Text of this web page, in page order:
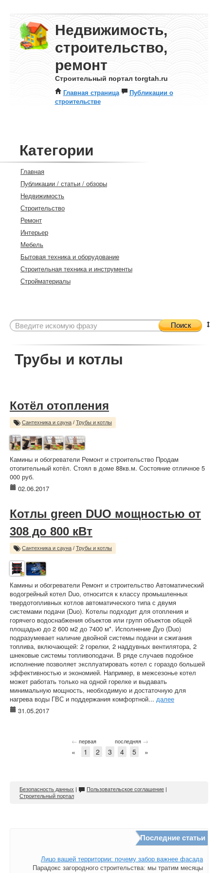
Недвижимость,
строительство,
ремонт
Строительный портал torgtah.ru
Главная страница
Публикации о
строительстве
Категории
Главная
Публикации / статьи / обзоры
Недвижимость
Строительство
Ремонт
Интерьер
Мебель
Бытовая техника и оборудование
Строительная техника и инструменты
Стройматериалы
Поиск
Трубы и котлы
Котёл отопления
Сантехника и сауна / Трубы и котлы
Камины и обогреватели Ремонт и строительство Продам
отопительный котёл. Стоял в доме 88кв.м. Состояние отличное 5
000 руб.
02.06.2017
Котлы green DUO мощностью от
308 до 800 кВт
Сантехника и сауна / Трубы и котлы
Камины и обогреватели Ремонт и строительство Автоматический
водогрейный котел Duo, относится к классу промышленных
твердотопливных котлов автоматического типа с двумя
системами подачи (Duo). Котелы подходит для отопления и
горячего водоснабжения объектов или групп объектов общей
площадью до 2 600 м2 до 7400 м*. Исполнение Дуо (Duo)
подразумевает наличие двойной системы подачи и сжигания
топлива, включающей: 2 горелки, 2 наддувных вентилятора, 2
шнековые системы топливоподачи. В ряде случаев подобное
исполнение позволяет эксплуатировать котел с гораздо большей
эффективностью и экономией. Например, в межсезонье котел
может работать только на одной горелке и выдавать
минимальную мощность, необходимую и достаточную для
нагрева воды ГВС и поддержания комфортной... далее
31.05.2017
← первая последняя →
« 1 2 3 4 5 »
Безопасность данных | Пользовательское соглашение |
Строительный портал
Последние статьи
Лицо вашей территории: почему забор важнее фасада
Парадокс загородного строительства: мы тратим месяцы